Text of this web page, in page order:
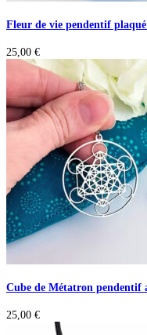
Fleur de vie pendentif
25,00 €
Cube de Métatron pendentif
25,00 €